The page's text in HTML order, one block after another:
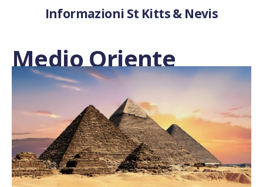
Informazioni St Kitts & Nevis
Medio Oriente